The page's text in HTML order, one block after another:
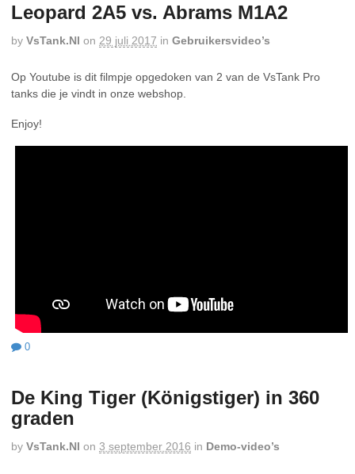
Leopard 2A5 vs. Abrams M1A2
by VsTank.nl on 29 juli 2017 in Gebruikersvideo’s
Op Youtube is dit filmpje opgedoken van 2 van de VsTank Pro
tanks die je vindt in onze webshop.
Enjoy!
0
De King Tiger (Königstiger) in 360
graden
by VsTank.nl on 3 september 2016 in Demo-video’s